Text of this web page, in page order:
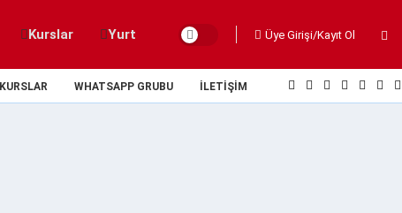
Kurslar Yurt Üye Girişi/Kayıt Ol
KURSLAR WHATSAPP GRUBU İLETIŞIM